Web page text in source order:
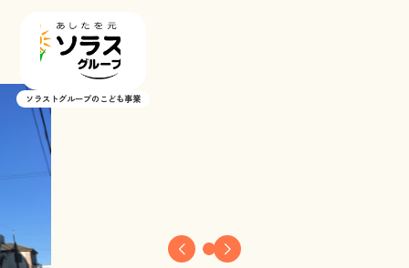
ソラストグループのこども事業